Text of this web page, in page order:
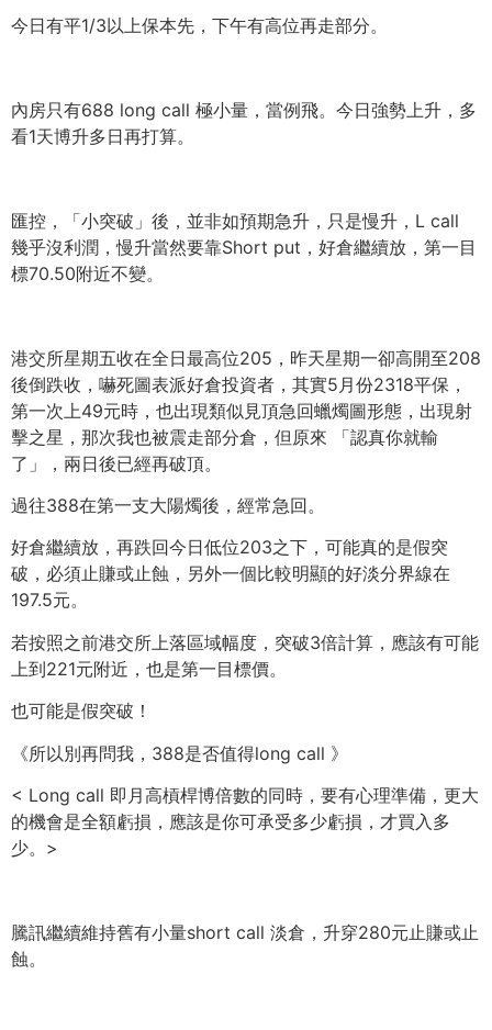
今日有平1/3以上保本先，下午有高位再走部分。
內房只有688 long call 極小量，當例飛。今日強勢上升，多
看1天博升多日再打算。
匯控，「小突破」後，並非如預期急升，只是慢升，L call
幾乎沒利潤，慢升當然要靠Short put，好倉繼續放，第一目
標70.50附近不變。
港交所星期五收在全日最高位205，昨天星期一卻高開至208
後倒跌收，嚇死圖表派好倉投資者，其實5月份2318平保，
第一次上49元時，也出現類似見頂急回蠟燭圖形態，出現射
擊之星，那次我也被震走部分倉，但原來 「認真你就輸
了」，兩日後已經再破頂。
過往388在第一支大陽燭後，經常急回。
好倉繼續放，再跌回今日低位203之下，可能真的是假突
破，必須止賺或止蝕，另外一個比較明顯的好淡分界線在
197.5元。
若按照之前港交所上落區域幅度，突破3倍計算，應該有可能
上到221元附近，也是第一目標價。
也可能是假突破！
《所以別再問我，388是否值得long call 》
< Long call 即月高槓桿博倍數的同時，要有心理準備，更大
的機會是全額虧損，應該是你可承受多少虧損，才買入多
少。>
騰訊繼續維持舊有小量short call 淡倉，升穿280元止賺或止
蝕。